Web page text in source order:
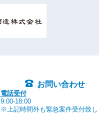
お問い合わせ
電話受付
9:00-18:00
※上記時間外も緊急案件受付致し